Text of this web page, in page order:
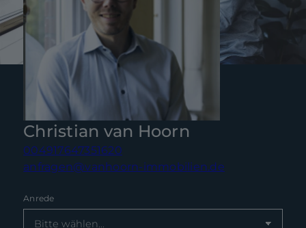
Christian van Hoorn
004917647351620
anfragen@vanhoorn-immobilien.de
Anrede